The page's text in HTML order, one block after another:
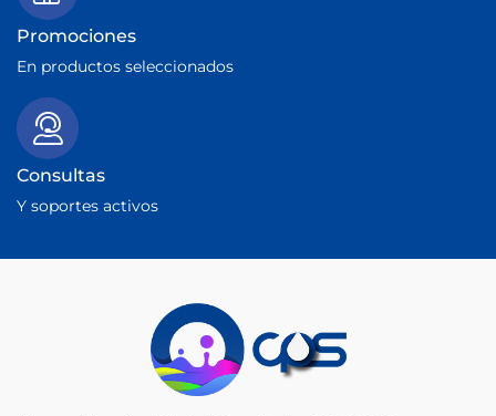
Promociones
En productos seleccionados
Consultas
Y soportes activos